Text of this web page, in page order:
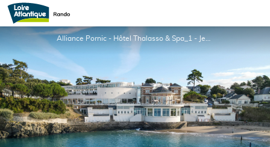
Alliance Pornic - Hôtel Thalasso et Spa